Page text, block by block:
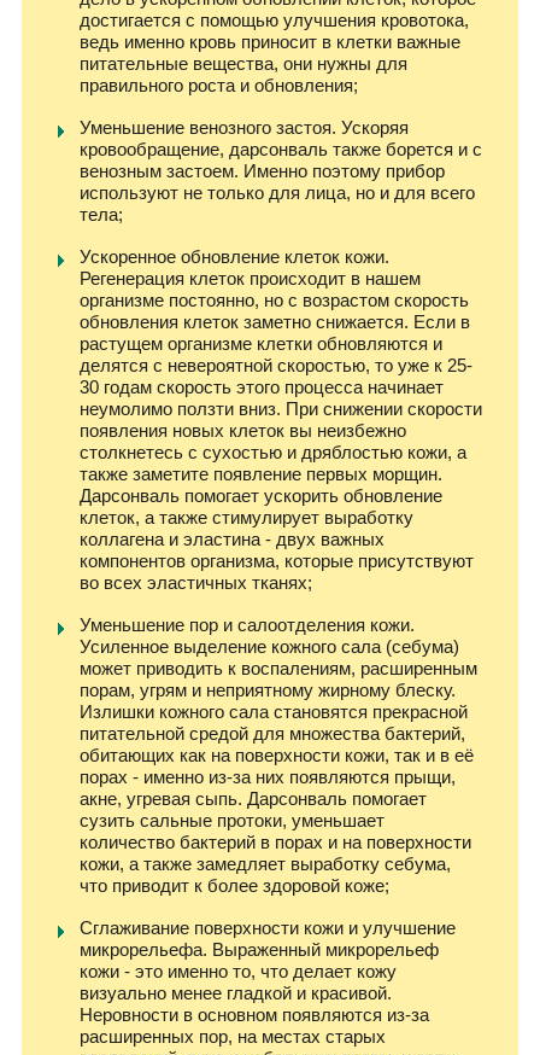
достигается с помощью улучшения кровотока,
ведь именно кровь приносит в клетки важные
питательные вещества, они нужны для
правильного роста и обновления;
Уменьшение венозного застоя. Ускоряя
кровообращение, дарсонваль также борется и с
венозным застоем. Именно поэтому прибор
используют не только для лица, но и для всего
тела;
Ускоренное обновление клеток кожи.
Регенерация клеток происходит в нашем
организме постоянно, но с возрастом скорость
обновления клеток заметно снижается. Если в
растущем организме клетки обновляются и
делятся с невероятной скоростью, то уже к 25-
30 годам скорость этого процесса начинает
неумолимо ползти вниз. При снижении скорости
появления новых клеток вы неизбежно
столкнетесь с сухостью и дряблостью кожи, а
также заметите появление первых морщин.
Дарсонваль помогает ускорить обновление
клеток, а также стимулирует выработку
коллагена и эластина - двух важных
компонентов организма, которые присутствуют
во всех эластичных тканях;
Уменьшение пор и салоотделения кожи.
Усиленное выделение кожного сала (себума)
может приводить к воспалениям, расширенным
порам, угрям и неприятному жирному блеску.
Излишки кожного сала становятся прекрасной
питательной средой для множества бактерий,
обитающих как на поверхности кожи, так и в её
порах - именно из-за них появляются прыщи,
акне, угревая сыпь. Дарсонваль помогает
сузить сальные протоки, уменьшает
количество бактерий в порах и на поверхности
кожи, а также замедляет выработку себума,
что приводит к более здоровой коже;
Сглаживание поверхности кожи и улучшение
микрорельефа. Выраженный микрорельеф
кожи - это именно то, что делает кожу
визуально менее гладкой и красивой.
Неровности в основном появляются из-за
расширенных пор, на местах старых